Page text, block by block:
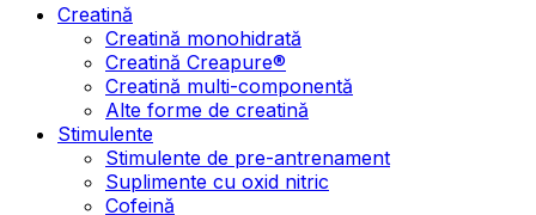
Creatină
Creatină monohidrată
Creatină Creapure®
Creatină multi-componentă
Alte forme de creatină
Stimulente
Stimulente de pre-antrenament
Suplimente cu oxid nitric
Cofeină